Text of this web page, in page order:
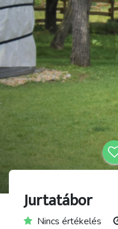
Jurtatábor
Nincs értékelés